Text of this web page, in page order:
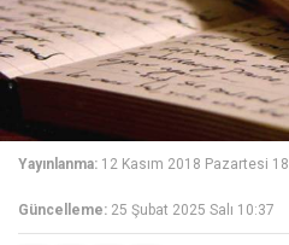
Yayınlanma: 12 Kasım 2018 Pazartesi
Güncelleme: 25 Şubat 2025 Salı 10:37